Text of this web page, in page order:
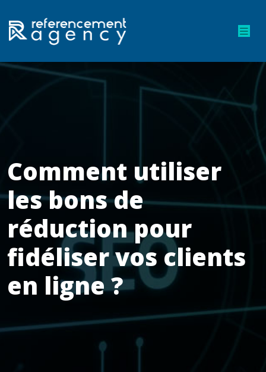
Comment utiliser
les bons de
réduction pour
fidéliser vos clients
en ligne ?